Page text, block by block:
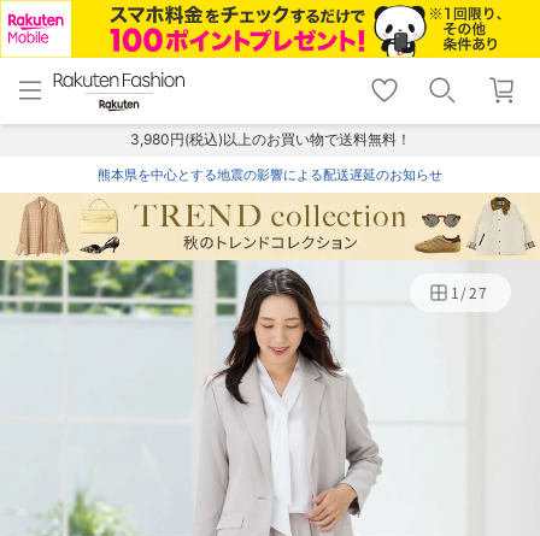
menu home
トップ
shopping_cart lock_outline
ログイン
3,980円(税込)以上のお買い物で送料無料！
熊本県を中心とする地震の影響による配送遅延のお知らせ
1/27